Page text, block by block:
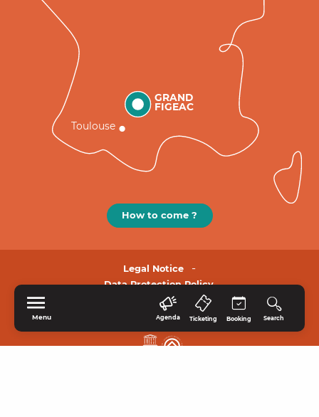
Menu Agenda Ticketing Booking Search
GRAND
FIGEAC
Toulouse
How to come ?
Legal Notice
Data Protection Policy.